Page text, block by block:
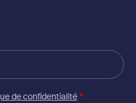
de confidentialité